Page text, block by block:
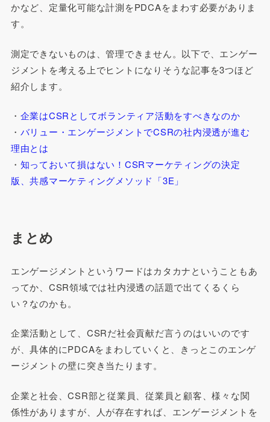
かなど、定量化可能な計測をPDCAをまわす必要がありま
す。
測定できないものは、管理できません。以下で、エンゲー
ジメントを考える上でヒントになりそうな記事を3つほど
紹介します。
・ 企業はCSRとしてボランティア活動をすべきなのか
・ バリュー・エンゲージメントでCSRの社内浸透が進む
理由とは
・ 知っておいて損はない！CSRマーケティングの決定
版、共感マーケティングメソッド「3E」
まとめ
エンゲージメントというワードはカタカナということもあ
ってか、CSR領域では社内浸透の話題で出てくるくら
い？なのかも。
企業活動として、CSRだ社会貢献だ言うのはいいのです
が、具体的にPDCAをまわしていくと、きっとこのエンゲ
ージメントの壁に突き当たります。
企業と社会、CSR部と従業員、従業員と顧客、様々な関
係性がありますが、人が存在すれば、エンゲージメントを